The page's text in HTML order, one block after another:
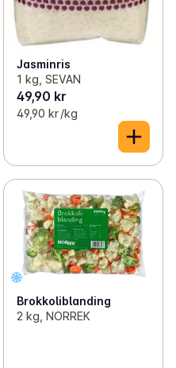
Jasminris
1 kg, SEVAN
49,90 kr
49,90 kr /kg
Brokkoliblanding
2 kg, NORREK